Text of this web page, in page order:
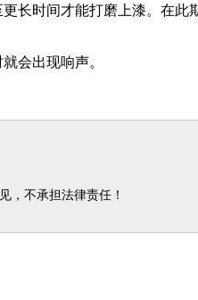
长时间才能打磨上漆。在此
会出现响声。
，不承担法律责任！